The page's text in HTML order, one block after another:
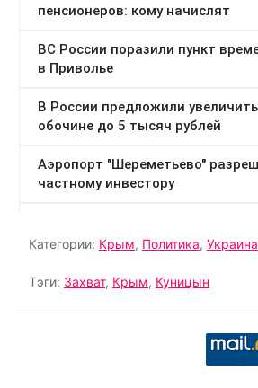
Категории: Крым, Политика, Украина
Тэги: Захват, Крым, Куницын